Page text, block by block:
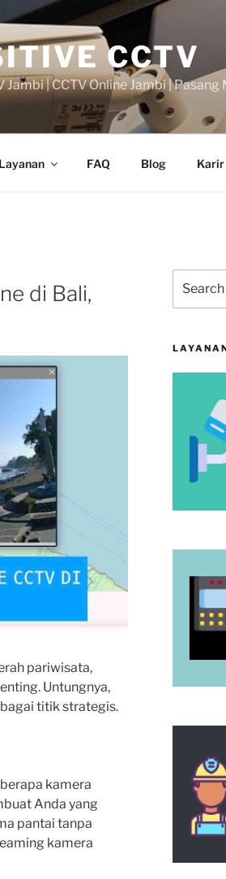
CCTV
Jambi | CCTV Online Jambi |
Layanan FAQ Blog Karir
di Bali,
pariwisata,
Untungnya,
titik strategis.
kamera
Anda yang
pantai tanpa
kamera
for: